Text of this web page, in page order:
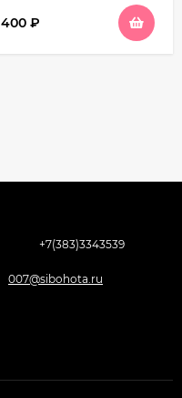
400 ₽
+7(383)3343539
007@sibohota.ru